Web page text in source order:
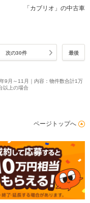
「カブリオ」の中古車
次の30件 最後
9月～11月｜内容：物件数合計1万
以上の場合
ページトップへ